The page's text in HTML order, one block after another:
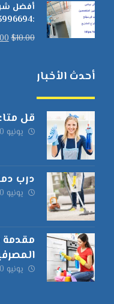
أفضل
:0553996694
$10.00
أحدث الأخبار
قل
يونيو 10, 2017
درب
يونيو 10, 2017
مقدمة
يونيو 10, 2017